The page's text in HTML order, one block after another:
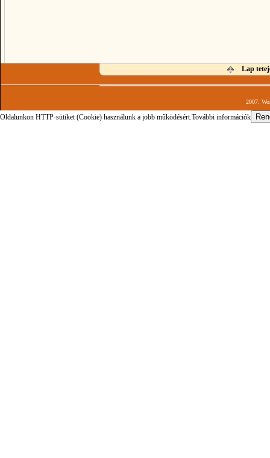
Lap
2007.
Oldalunkon HTTP-sütiket (Cookie) használunk a jobb működésért.További információk